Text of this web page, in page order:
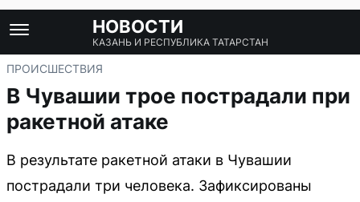
НОВОСТИ
КАЗАНЬ И РЕСПУБЛИКА ТАТАРСТАН
ПРОИСШЕСТВИЯ
В Чувашии трое пострадали при
ракетной атаке
В результате ракетной атаки в Чувашии
пострадали три человека. Зафиксированы